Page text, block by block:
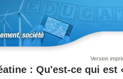
Version
: Qu'est-ce qui est